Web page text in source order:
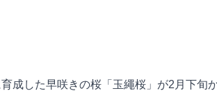
成した早咲きの桜「玉繩桜」が2月下旬